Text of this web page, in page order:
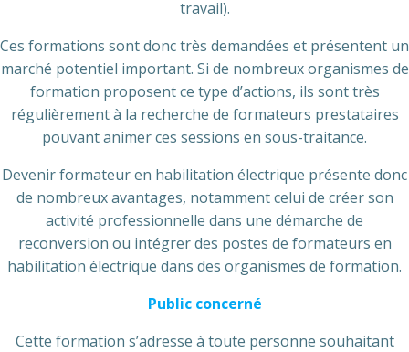
travail).
Ces formations sont donc très demandées et présentent un
marché potentiel important. Si de nombreux organismes de
formation proposent ce type d’actions, ils sont très
régulièrement à la recherche de formateurs prestataires
pouvant animer ces sessions en sous-traitance.
Devenir formateur en habilitation électrique présente donc
de nombreux avantages, notamment celui de créer son
activité professionnelle dans une démarche de
reconversion ou intégrer des postes de formateurs en
habilitation électrique dans des organismes de formation.
Public concerné
Cette formation s’adresse à toute personne souhaitant